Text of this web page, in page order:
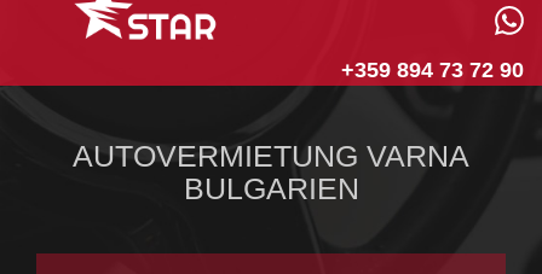
+359 894 73 72 90
AUTOVERMIETUNG VARNA
BULGARIEN